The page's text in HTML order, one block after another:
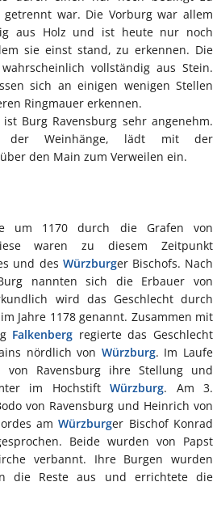
getrennt war. Die Vorburg war allem
aus Holz und ist heute nur noch
sie einst stand, zu erkennen. Die
vollständig aus Stein.
sich an einigen wenigen Stellen
Ringmauer erkennen.
Burg Ravensburg sehr angenehm.
der Weinhänge, lädt mit der
den Main zum Verweilen ein.
um 1170 durch die Grafen von
waren zu diesem Zeitpunkt
und des Würzburger Bischofs. Nach
nannten sich die Erbauer von
wird das Geschlecht durch
Jahre 1178 genannt. Zusammen mit
Falkenberg regierte das Geschlecht
nördlich von Würzburg. Im Laufe
Ravensburg ihre Stellung und
im HochstiftWürzburg. Am 3.
von Ravensburg und Heinrich von
amWürzburger Bischof Konrad
Beide wurden von Papst
verbannt. Ihre Burgen wurden
die Reste aus und errichtete die